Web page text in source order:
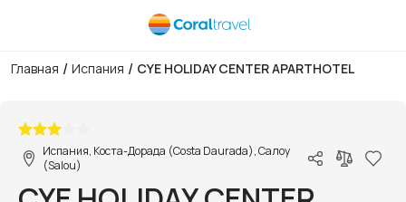
Главная / Испания / CYE HOLIDAY CENTER APARTHOTEL
Испания, Коста-Дорада (Costa Daurada), Салоу
(Salou)